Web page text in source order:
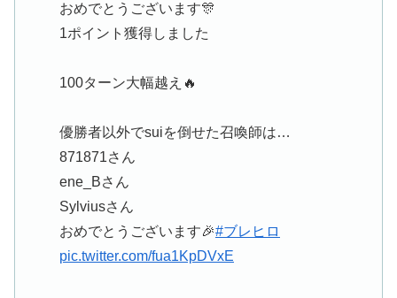
おめでとうございます🎊
1ポイント獲得しました
100ターン大幅越え🔥
優勝者以外でsuiを倒せた召喚師は…
871871さん
ene_Bさん
Sylviusさん
おめでとうございます🎉#ブレヒロ
pic.twitter.com/fua1KpDVxE